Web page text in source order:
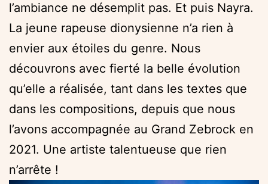
l’ambiance ne désemplit pas. Et puis Nayra.
La jeune rapeuse dionysienne n’a rien à
envier aux étoiles du genre. Nous
découvrons avec fierté la belle évolution
qu’elle a réalisée, tant dans les textes que
dans les compositions, depuis que nous
l’avons accompagnée au Grand Zebrock en
2021. Une artiste talentueuse que rien
n’arrête !